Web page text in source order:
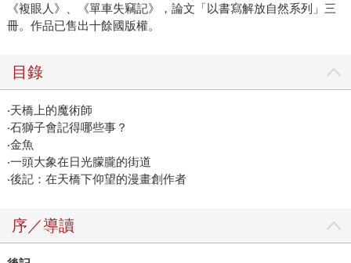
《複眼人》、《單車失竊記》，論文「以書寫解放自然系列」三
冊。作品已售出十餘國版權。
目錄
‧天橋上的魔術師
‧石獅子會記得哪些事？
‧金魚
‧一頭大象在日光朦朧的街道
‧後記：在天橋下仰望的漫畫創作者
序／導讀